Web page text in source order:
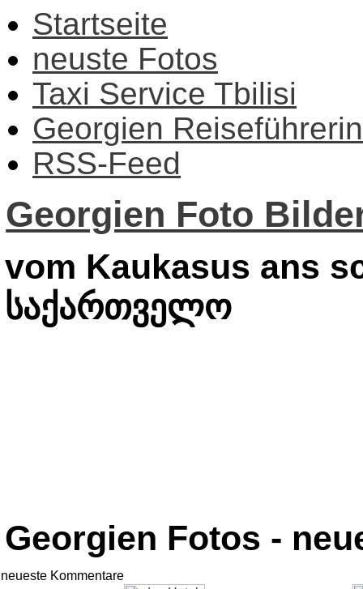
Startseite
neuste Fotos
Taxi Service Tbilisi
Georgien Reiseführerin
RSS-Feed
Georgien Foto
vom Kaukasus ans
საქართველო
Georgien Fotos -
neueste Kommentare